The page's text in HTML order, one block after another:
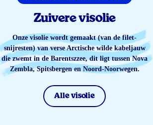
Zuivere visolie
Onze visolie wordt gemaakt (van de filet-
snijresten) van verse Arctische wilde kabeljauw
die zwemt in de Barentszzee, dit ligt tussen Nova
Zembla, Spitsbergen en Noord-Noorwegen.
Alle visolie